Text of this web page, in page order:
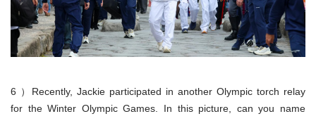
6 ）Recently, Jackie participated in another Olympic torch relay
for the Winter Olympic Games. In this picture, can you name